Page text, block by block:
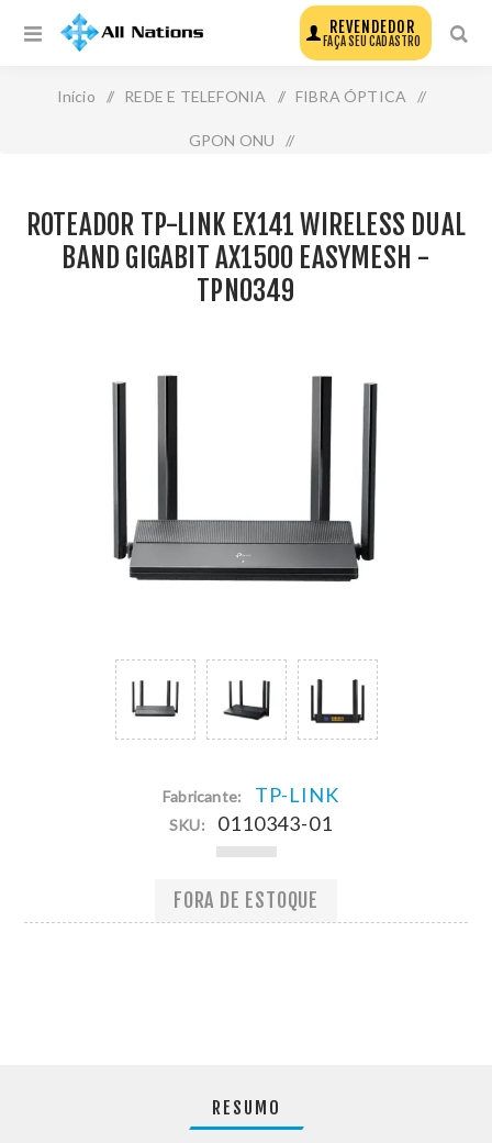
REVENDEDOR
FAÇA SEU CADASTRO
Início / REDE E TELEFONIA / FIBRA ÓPTICA /
GPON ONU /
Ax1500 Easymesh - Tpn0349
ROTEADOR TP-LINK EX141 WIRELESS DUAL
BAND GIGABIT AX1500 EASYMESH -
TPN0349
Fabricante: TP-LINK
SKU: 0110343-01
FORA DE ESTOQUE
RESUMO